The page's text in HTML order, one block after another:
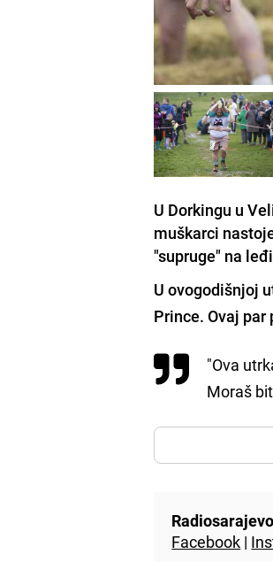
U Dorkingu u
muškarci
"supruge" na
U ovogodišnjoj
Prince. Ovaj
"Ova
Moraš
Facebook |